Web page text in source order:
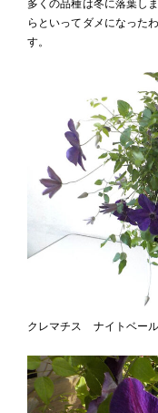
多くの品種は冬に落葉し
らといってダメになった
す。
クレマチス ナイトベール